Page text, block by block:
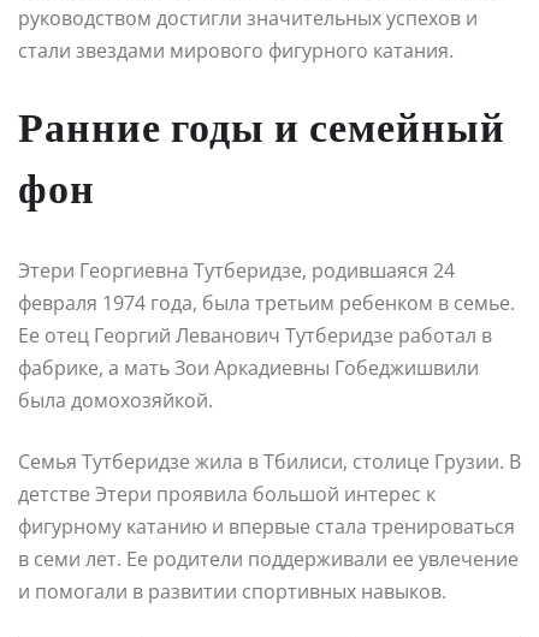
руководством достигли значительных успехов и
стали звездами мирового фигурного катания.
Ранние годы и семейный
фон
Этери Георгиевна Тутберидзе, родившаяся 24
февраля 1974 года, была третьим ребенком в семье.
Ее отец Георгий Леванович Тутберидзе работал в
фабрике, а мать Зои Аркадиевны Гобеджишвили
была домохозяйкой.
Семья Тутберидзе жила в Тбилиси, столице Грузии. В
детстве Этери проявила большой интерес к
фигурному катанию и впервые стала тренироваться
в семи лет. Ее родители поддерживали ее увлечение
и помогали в развитии спортивных навыков.